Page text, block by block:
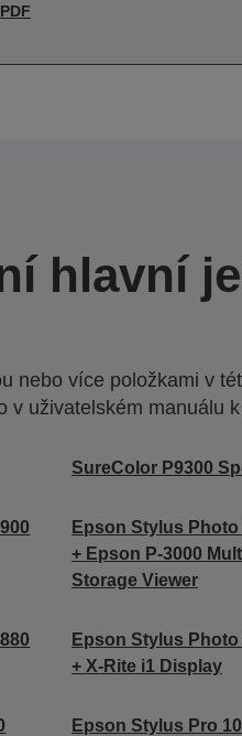
hlavní
nebo více položkami v
v uživatelském manuálu
SureColor P9300
Epson Stylus Photo
+ Epson P-3000
Storage Viewer
Epson Stylus Photo
+ X-Rite i1 Display
Epson Stylus Pro